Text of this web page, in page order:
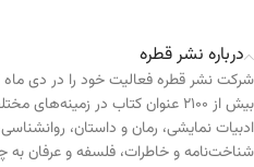
درباره نشر قطره
بیش از ۲۱۰۰ عنوان کتاب در
ادبیات نمایشی، رمان و داستان،
شناخت‌نامه و خاطرات، فلسفه و عرفان